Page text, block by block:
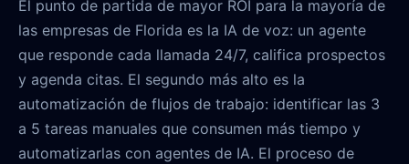
El punto de partida de mayor ROI para la mayoría de
las empresas de Florida es la IA de voz: un agente
que responde cada llamada 24/7, califica prospectos
y agenda citas. El segundo más alto es la
automatización de flujos de trabajo: identificar las 3
a 5 tareas manuales que consumen más tiempo y
automatizarlas con agentes de IA. El proceso de